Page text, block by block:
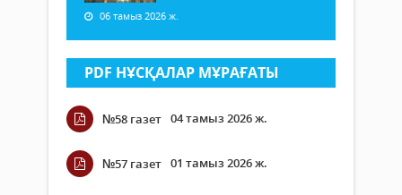
06 тамыз 2026 ж.
PDF НҰСҚАЛАР МҰРАҒАТЫ
№58 газет 04 тамыз 2026 ж.
№57 газет 01 тамыз 2026 ж.